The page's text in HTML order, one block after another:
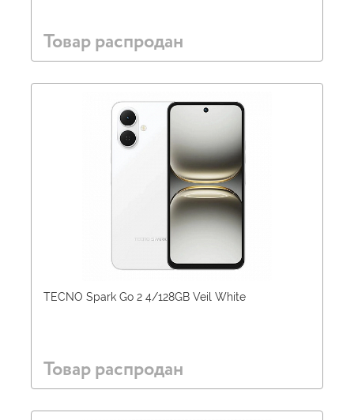
Товар распродан
TECNO Spark Go 2 4/128GB Veil White
Товар распродан